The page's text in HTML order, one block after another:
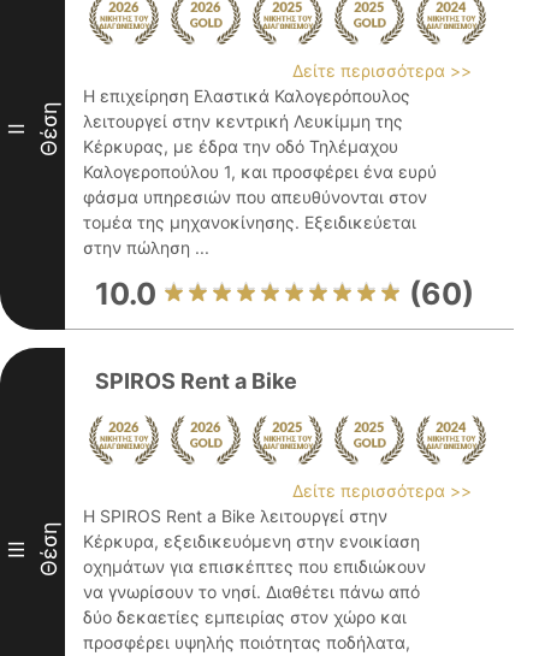
II Θέση
Δείτε περισσότερα >>
Η επιχείρηση Ελαστικά Καλογερόπουλος
λειτουργεί στην κεντρική Λευκίμμη της
Κέρκυρας, με έδρα την οδό Τηλέμαχου
Καλογεροπούλου 1, και προσφέρει ένα ευρύ
φάσμα υπηρεσιών που απευθύνονται στον
τομέα της μηχανοκίνησης. Εξειδικεύεται
στην πώληση ...
10.0 (60)
III Θέση
SPIROS Rent a Bike
Δείτε περισσότερα >>
Η SPIROS Rent a Bike λειτουργεί στην
Κέρκυρα, εξειδικευόμενη στην ενοικίαση
οχημάτων για επισκέπτες που επιδιώκουν
να γνωρίσουν το νησί. Διαθέτει πάνω από
δύο δεκαετίες εμπειρίας στον χώρο και
προσφέρει υψηλής ποιότητας ποδήλατα,